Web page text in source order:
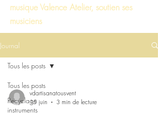
musique Valence Atelier, soutien ses
musiciens
Journal
Tous les posts
Recyclage
instruments
Tous les posts
vdartisanatousvent
15 juin
3 min de lecture